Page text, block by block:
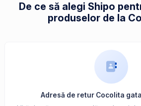
De ce să alegi Shipo
produselor de la
Adresă de retur Cocolita